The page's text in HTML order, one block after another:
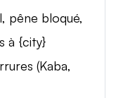
pêne bloqué,
à {city}
(Kaba,